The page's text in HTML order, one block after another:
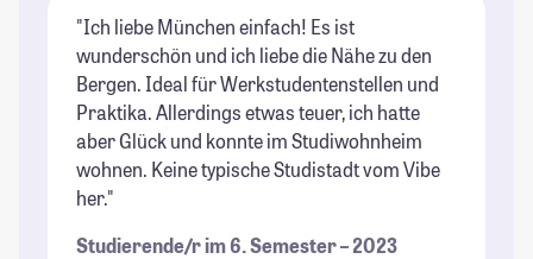
"Ich liebe München einfach! Es ist
wunderschön und ich liebe die Nähe zu den
Bergen. Ideal für Werkstudentenstellen und
Praktika. Allerdings etwas teuer, ich hatte
aber Glück und konnte im Studiwohnheim
wohnen. Keine typische Studistadt vom Vibe
her."
Studierende/r im 6. Semester – 2023